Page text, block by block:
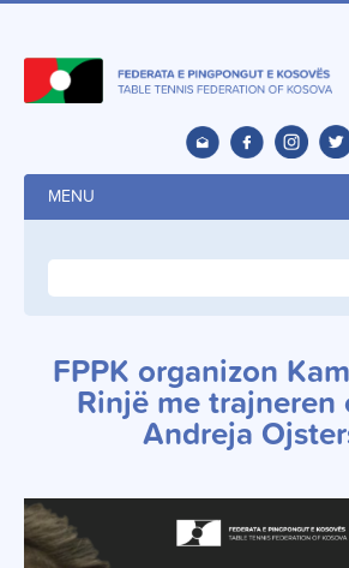
MENU
FPPK organizon
Rinjë me trajneren
Andreja